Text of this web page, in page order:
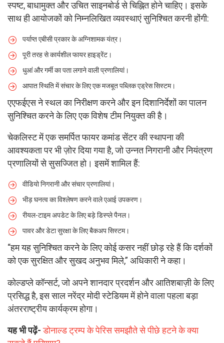
स्पष्ट, बाधामुक्त और उचित साइनबोर्ड से चिह्नित होने चाहिए। इसके
साथ ही आयोजकों को निम्नलिखित व्यवस्थाएं सुनिश्चित करनी होंगी:
पर्याप्त एबीसी प्रकार के अग्निशामक यंत्र।
पूरी तरह से कार्यशील फायर हाइड्रेंट।
धुआं और गर्मी का पता लगाने वाली प्रणालियां।
आपात स्थिति में संचार के लिए एक मजबूत पब्लिक एड्रेस सिस्टम।
एएफईएस ने स्थल का निरीक्षण करने और इन दिशानिर्देशों का पालन
सुनिश्चित करने के लिए एक विशेष टीम नियुक्त की है।
चेकलिस्ट में एक समर्पित फायर कमांड सेंटर की स्थापना की
आवश्यकता पर भी ज़ोर दिया गया है, जो उन्नत निगरानी और नियंत्रण
प्रणालियों से सुसज्जित हो। इसमें शामिल हैं:
वीडियो निगरानी और संचार प्रणालियां।
भीड़ घनत्व का विश्लेषण करने वाले एआई उपकरण।
रीयल-टाइम अपडेट के लिए बड़े डिस्प्ले पैनल।
पावर और डेटा सुरक्षा के लिए बैकअप सिस्टम।
“हम यह सुनिश्चित करने के लिए कोई कसर नहीं छोड़ रहे हैं कि दर्शकों
को एक सुरक्षित और सुखद अनुभव मिले,” अधिकारी ने कहा।
कोल्डप्ले कॉन्सर्ट, जो अपने शानदार प्रदर्शन और आतिशबाज़ी के लिए
प्रसिद्ध है, इस साल नरेंद्र मोदी स्टेडियम में होने वाला पहला बड़ा
अंतरराष्ट्रीय कार्यक्रम होगा।
यह भी पढ़ें- डोनाल्ड ट्रम्प के पेरिस समझौते से पीछे हटने के क्या